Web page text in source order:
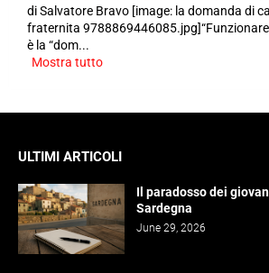
di Salvatore Bravo [image: la domanda di
fraternita 9788869446085.jpg]“Funzionare
è la “dom...
Mostra tutto
ULTIMI ARTICOLI
Il paradosso dei
Sardegna
June 29, 2026